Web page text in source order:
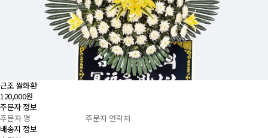
근조 쌀화환
120,000원
주문자 정보
배송지 정보